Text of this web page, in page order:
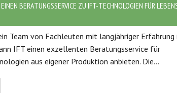
BERATUNGSSERVICE ZU IFT-TECHNOLOGIEN FÜR
Team von Fachleuten mit langjähriger Erfahrung
IFT einen exzellenten Beratungsservice für
aus eigener Produktion anbieten. Die...